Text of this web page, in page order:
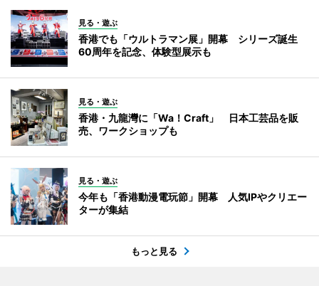
見る・遊ぶ
香港でも「ウルトラマン展」開幕 シリーズ誕生
60周年を記念、体験型展示も
見る・遊ぶ
香港・九龍灣に「Wa！Craft」 日本工芸品を販
売、ワークショップも
見る・遊ぶ
今年も「香港動漫電玩節」開幕 人気IPやクリエー
ターが集結
もっと見る